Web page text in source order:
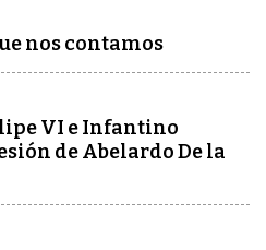
nos contamos
VI e Infantino
de Abelardo De la